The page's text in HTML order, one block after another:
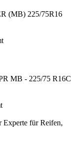
(MB) 225/75R16
MB - 225/75 R16C
Experte für Reifen,